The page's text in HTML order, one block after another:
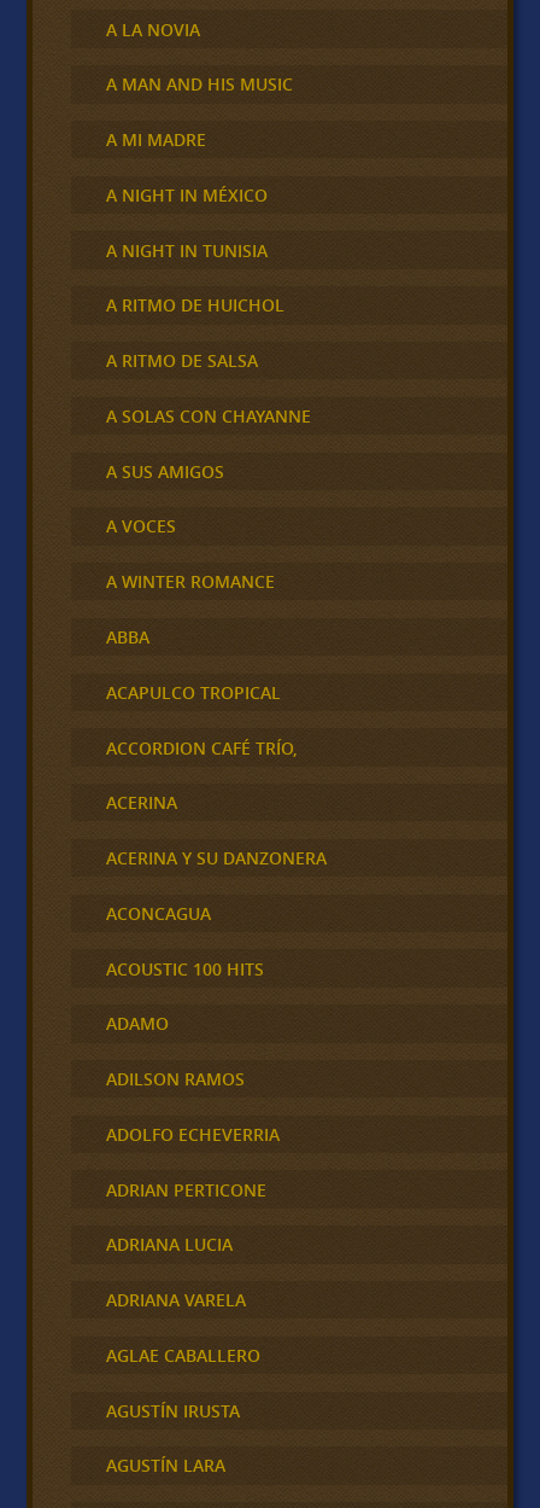
A LA NOVIA
A MAN AND HIS MUSIC
A MI MADRE
A NIGHT IN MÉXICO
A NIGHT IN TUNISIA
A RITMO DE HUICHOL
A RITMO DE SALSA
A SOLAS CON CHAYANNE
A SUS AMIGOS
A VOCES
A WINTER ROMANCE
ABBA
ACAPULCO TROPICAL
ACCORDION CAFÉ TRÍO,
ACERINA
ACERINA Y SU DANZONERA
ACONCAGUA
ACOUSTIC 100 HITS
ADAMO
ADILSON RAMOS
ADOLFO ECHEVERRIA
ADRIAN PERTICONE
ADRIANA LUCIA
ADRIANA VARELA
AGLAE CABALLERO
AGUSTÍN IRUSTA
AGUSTÍN LARA